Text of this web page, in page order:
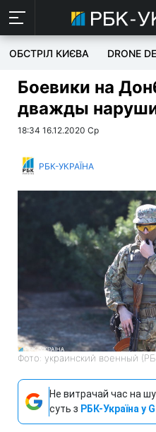
ОБСТРІЛ КИЄВА DRONE
Боевики на
дважды
18:34 16.12.2020 Ср
РБК-УКРАЇНА
Фото: украинский военный
Не витрачай час на
суть з РБК-Україна у